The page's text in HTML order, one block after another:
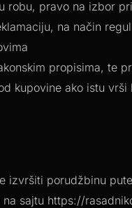
robu, pravo na izbor
na način
propisima, te
kupovine ako istu vrši
izvršiti porudžbinu
na sajtu https://